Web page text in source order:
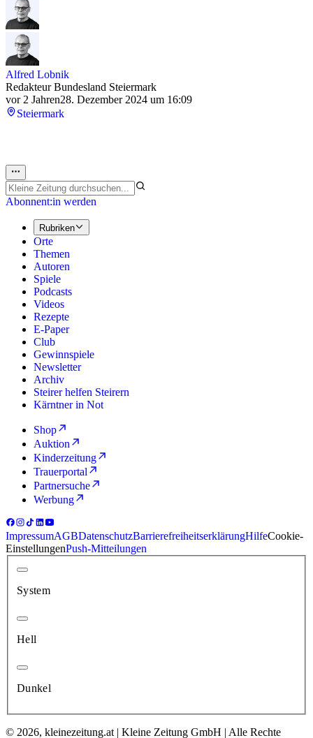
Alfred Lobnik
Redakteur Bundesland Steiermark
vor 2 Jahren28. Dezember 2024 um 16:09
Steiermark
Abonnent:in werden
Rubriken
Orte
Themen
Autoren
Spiele
Podcasts
Videos
Rezepte
E-Paper
Club
Gewinnspiele
Newsletter
Archiv
Steirer helfen Steirern
Kärntner in Not
Shop
Auktion
Kinderzeitung
Trauerportal
Partnersuche
Werbung
ImpressumAGBDatenschutzBarrierefreiheitserklärungHilfeCookie-
EinstellungenPush-Mitteilungen
System
Hell
Dunkel
© 2026, kleinezeitung.at | Kleine Zeitung GmbH | Alle Rechte